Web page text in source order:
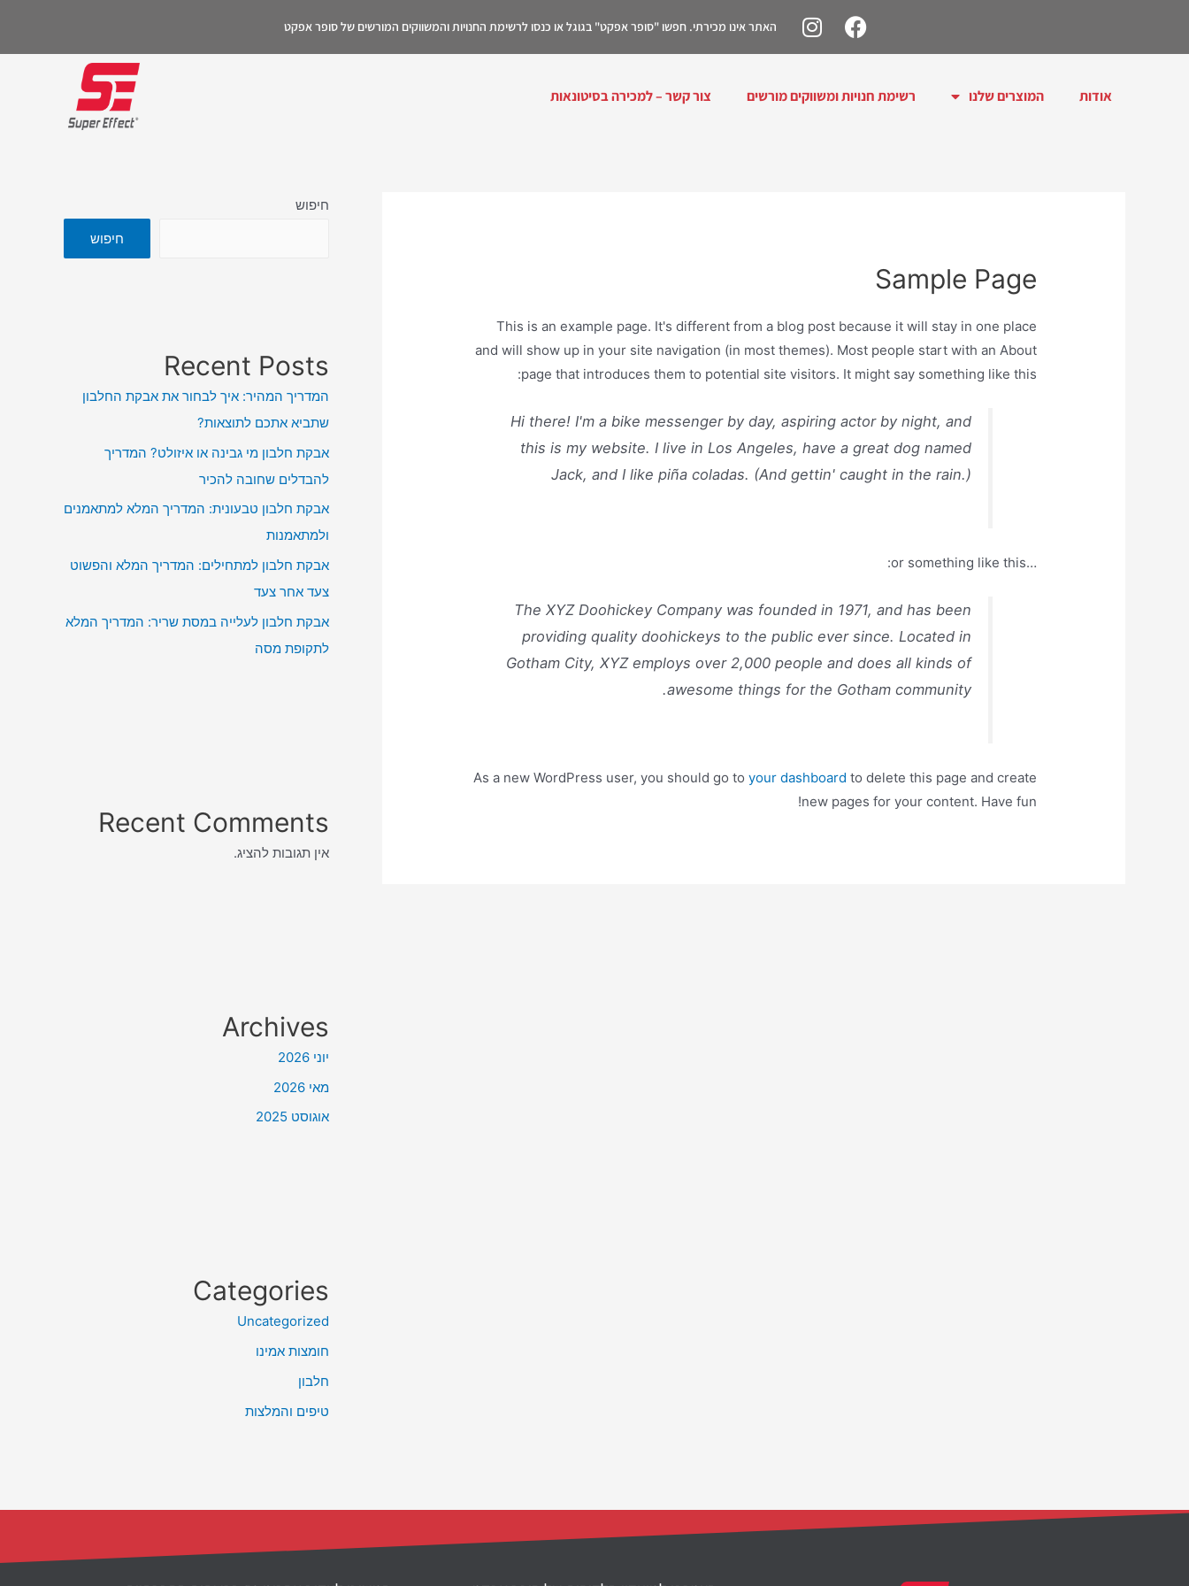
האתר אינו מכירתי. חפשו "סופר אפקט" בגוגל או כנסו לרשימת החנויות והמשווקים המורשים של סופר אפקט
אודות המוצרים שלנו רשימת חנויות ומשווקים מורשים צור קשר – למכירה בסיטונאות
Sample Page
This is an example page. It's different from a blog post because it will stay in one place
and will show up in your site navigation (in most themes). Most people start with an About
page that introduces them to potential site visitors. It might say something like this:
Hi there! I'm a bike messenger by day, aspiring actor by night, and
this is my website. I live in Los Angeles, have a great dog named
Jack, and I like piña coladas. (And gettin' caught in the rain.)
…or something like this:
The XYZ Doohickey Company was founded in 1971, and has been
providing quality doohickeys to the public ever since. Located in
Gotham City, XYZ employs over 2,000 people and does all kinds of
awesome things for the Gotham community.
As a new WordPress user, you should go to your dashboard to delete this page and create
new pages for your content. Have fun!
חיפוש
חיפוש
Recent Posts
המדריך המהיר: איך לבחור את אבקת החלבון
שתביא אתכם לתוצאות?
אבקת חלבון מי גבינה או איזולט? המדריך
להבדלים שחובה להכיר
אבקת חלבון טבעונית: המדריך המלא למתאמנים
ולמתאמנות
אבקת חלבון למתחילים: המדריך המלא והפשוט
צעד אחר צעד
אבקת חלבון לעלייה במסת שריר: המדריך המלא
לתקופת מסה
Recent Comments
אין תגובות להציג.
Archives
יוני 2026
מאי 2026
אוגוסט 2025
Categories
Uncategorized
חומצות אמינו
חלבון
טיפים והמלצות